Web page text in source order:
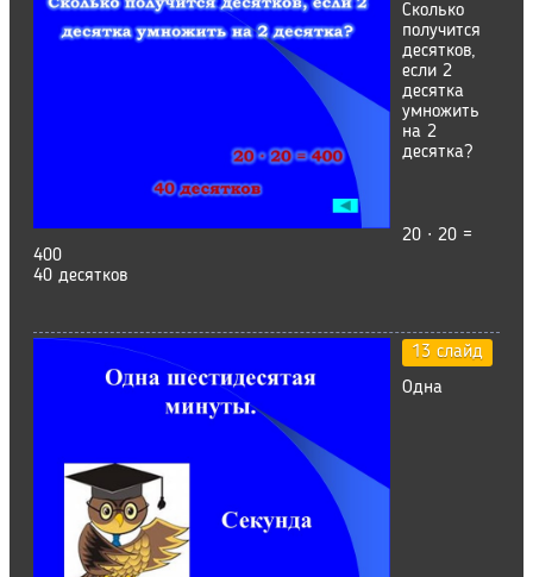
Сколько
получится
десятков,
если 2
десятка
умножить
на 2
десятка?
20 ∙ 20 =
400
40 десятков
13 слайд
Одна